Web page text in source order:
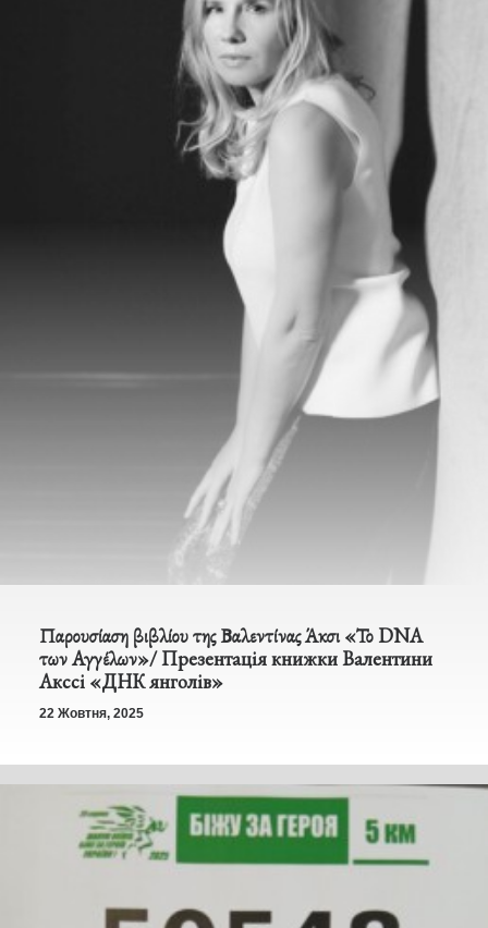
Παρουσίαση βιβλίου της Βαλεντίνας Άκσι «Το DNA
των Αγγέλων»/ Презентація книжки Валентини
Акссі «ДНК янголів»
22 Жовтня, 2025